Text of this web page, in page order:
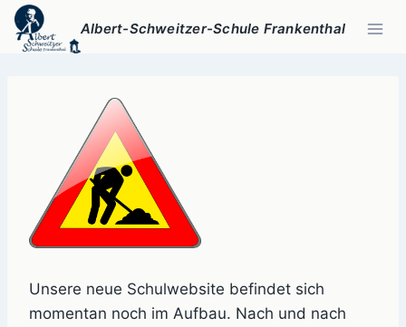
Zum
Inhalt
Albert-Schweitzer-Schule Frankenthal
Unsere neue Schulwebsite befindet sich
momentan noch im Aufbau. Nach und nach